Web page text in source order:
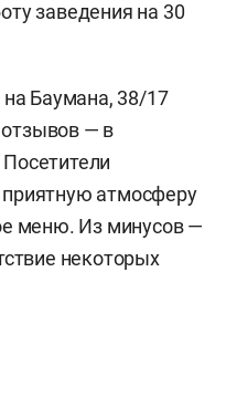
заведения на 30
Баумана, 38/17
отзывов — в
атмосферу
меню. Из минусов —
некоторых